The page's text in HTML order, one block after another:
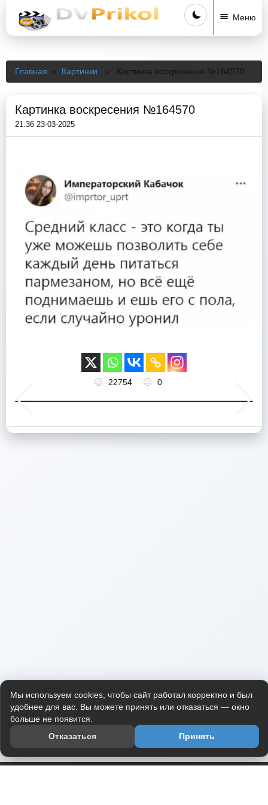
Меню
Главная » Картинки » Картинка воскресения №164570
Картинка воскресения №164570
21:36 23-03-2025
22754 0
Мы используем cookies, чтобы сайт работал корректно и был
удобнее для вас. Вы можете принять или отказаться — окно
больше не появится.
Отказаться
Принять